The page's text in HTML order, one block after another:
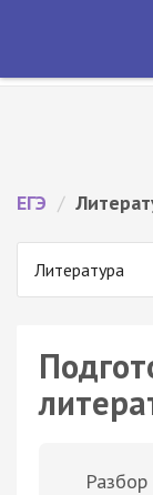
ЕГЭ /
Литература